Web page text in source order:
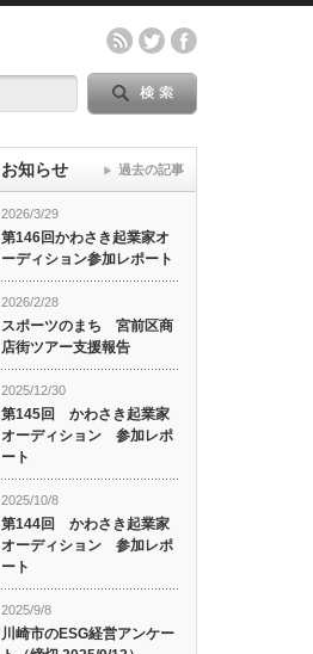
お知らせ
2026/3/29
第146回かわさき起業家オ
ーディション参加レポート
2026/2/28
スポーツのまち 宮前区商
店街ツアー支援報告
2025/12/30
第145回 かわさき起業家
オーディション 参加レポ
ート
2025/10/8
第144回 かわさき起業家
オーディション 参加レポ
ート
2025/9/8
川崎市のESG経営アンケー
過去の記事